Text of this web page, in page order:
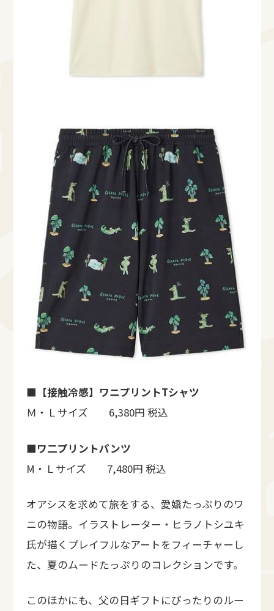
■ 【接触冷感】ワニプリントTシャツ
Ｍ・Ｌサイズ 6,380円 税込
■ワ二プリントパンツ
M・Ｌサイズ 7,480円 税込
オアシスを求めて旅をする、愛嬌たっぷりのワ
ニの物語。イラストレーター・ヒラノトシユキ
氏が描くプレイフルなアートをフィーチャーし
た、夏のムードたっぷりのコレクションです。
このほかにも、父の日ギフトにぴったりのルー